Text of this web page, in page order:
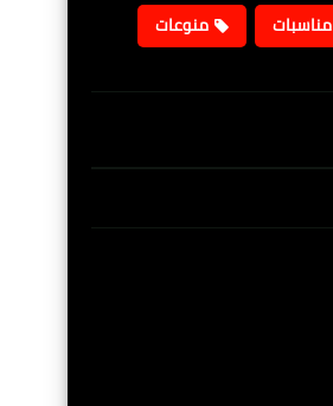
مناسبات منوعات